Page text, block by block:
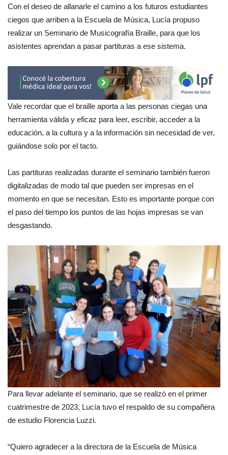
Con el deseo de allanarle el camino a los futuros estudiantes
ciegos que arriben a la Escuela de Música, Lucía propuso
realizar un Seminario de Musicografía Braille, para que los
asistentes aprendan a pasar partituras a ese sistema.
Vale recordar que el braille aporta a las personas ciegas una
herramienta válida y eficaz para leer, escribir, acceder a la
educación, a la cultura y a la información sin necesidad de ver,
guiándose solo por el tacto.
Las partituras realizadas durante el seminario también fueron
digitalizadas de modo tal que pueden ser impresas en el
momento en que se necesitan. Esto es importante porque con
el paso del tiempo los puntos de las hojas impresas se van
desgastando.
Para llevar adelante el seminario, que se realizó en el primer
cuatrimestre de 2023, Lucía tuvo el respaldo de su compañera
de estudio Florencia Luzzi.
“Quiero agradecer a la directora de la Escuela de Música